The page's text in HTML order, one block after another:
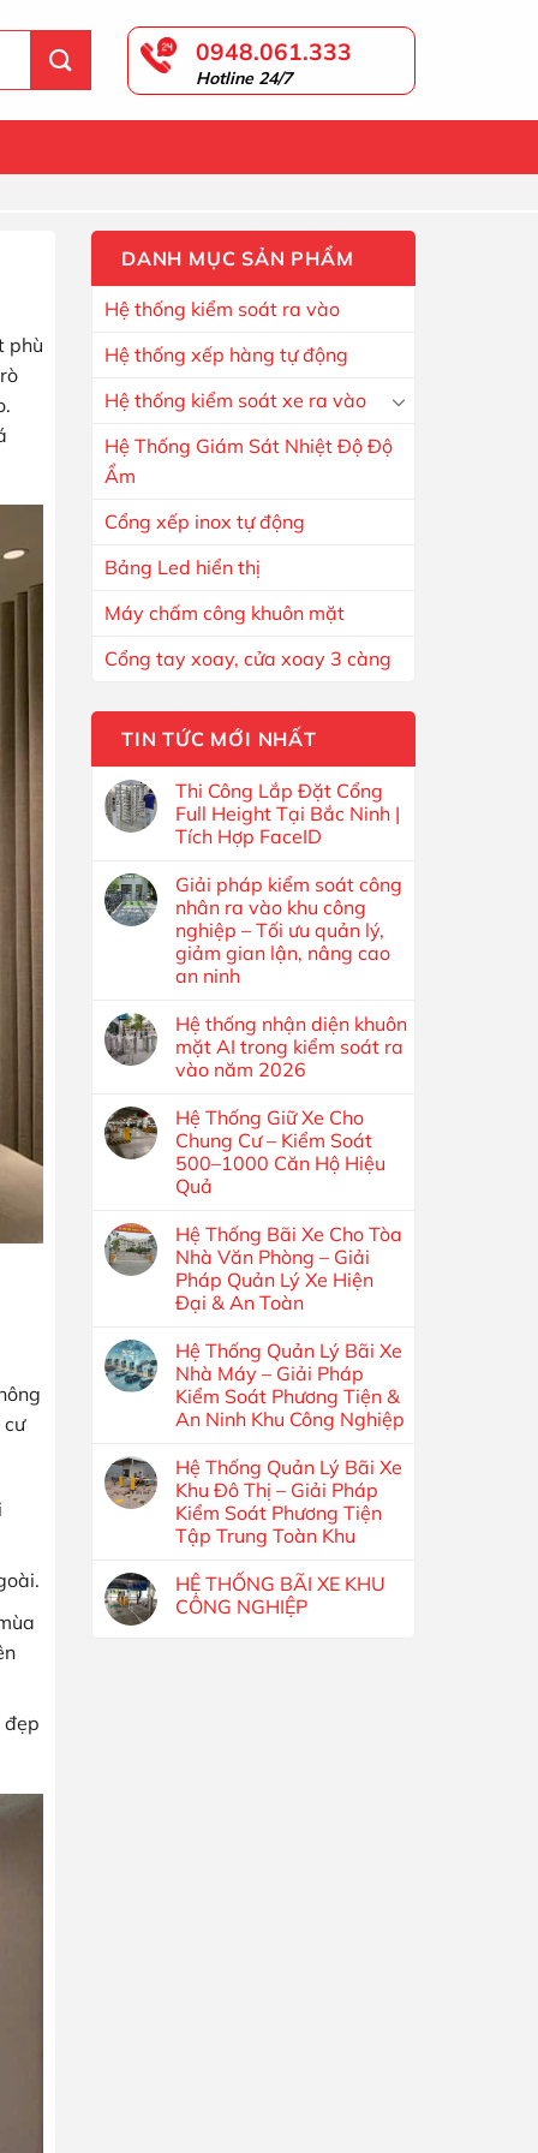
0948.061.333
Hotline 24/7
phù
đẹp
DANH MỤC SẢN PHẨM
Hệ thống kiểm soát ra vào
Hệ thống xếp hàng tự động
Hệ thống kiểm soát xe ra vào
Hệ Thống Giám Sát Nhiệt Độ Độ
Ẩm
Cổng xếp inox tự động
Bảng Led hiển thị
Máy chấm công khuôn mặt
Cổng tay xoay, cửa xoay 3 càng
TIN TỨC MỚI NHẤT
Thi Công Lắp Đặt Cổng
Full Height Tại Bắc Ninh |
Tích Hợp FaceID
Giải pháp kiểm soát công
nhân ra vào khu công
nghiệp – Tối ưu quản lý,
giảm gian lận, nâng cao
an ninh
Hệ thống nhận diện khuôn
mặt AI trong kiểm soát ra
vào năm 2026
Hệ Thống Giữ Xe Cho
Chung Cư – Kiểm Soát
500–1000 Căn Hộ Hiệu
Quả
Hệ Thống Bãi Xe Cho Tòa
Nhà Văn Phòng – Giải
Pháp Quản Lý Xe Hiện
Đại & An Toàn
Hệ Thống Quản Lý Bãi Xe
Nhà Máy – Giải Pháp
Kiểm Soát Phương Tiện &
An Ninh Khu Công Nghiệp
Hệ Thống Quản Lý Bãi Xe
Khu Đô Thị – Giải Pháp
Kiểm Soát Phương Tiện
Tập Trung Toàn Khu
HỆ THỐNG BÃI XE KHU
CÔNG NGHIỆP